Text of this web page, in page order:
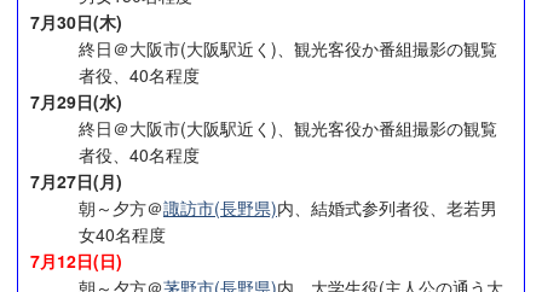
7月30日(木)
終日＠大阪市(大阪駅近く)、観光客役か番組撮影の観覧
者役、40名程度
7月29日(水)
終日＠大阪市(大阪駅近く)、観光客役か番組撮影の観覧
者役、40名程度
7月27日(月)
朝～夕方＠諏訪市(長野県)内、結婚式参列者役、老若男
女40名程度
7月12日(日)